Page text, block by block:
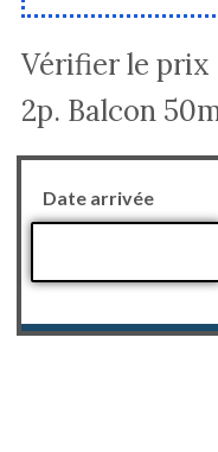
Vérifier le prix
2p. Balcon
Date arrivée